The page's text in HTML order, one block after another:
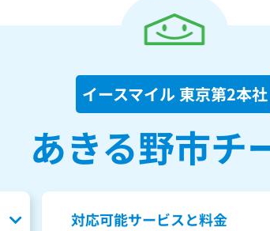
イースマイル 東京第2本社
あきる野市チ
対応可能サービスと料金